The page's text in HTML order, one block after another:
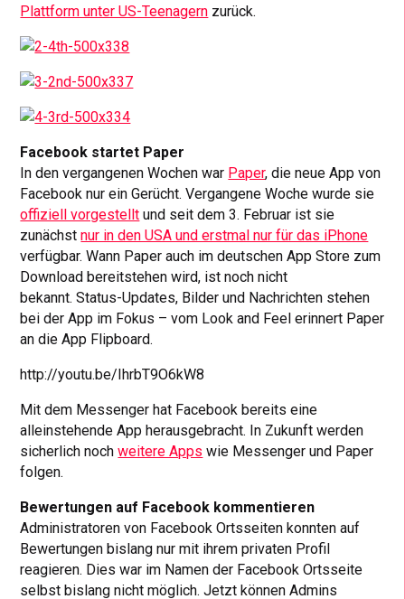
Plattform unter US-Teenagern zurück.
Facebook startet Paper
In den vergangenen Wochen war Paper, die neue App von
Facebook nur ein Gerücht. Vergangene Woche wurde sie
offiziell vorgestellt und seit dem 3. Februar ist sie
zunächstnur in den USA und erstmal nur für das iPhone
verfügbar. Wann Paper auch im deutschen App Store zum
Download bereitstehen wird, ist noch nicht
bekannt. Status-Updates, Bilder und Nachrichten stehen
bei der App im Fokus – vom Look and Feel erinnert Paper
an die App Flipboard.
http://youtu.be/IhrbT9O6kW8
Mit dem Messenger hat Facebook bereits eine
alleinstehende App herausgebracht. In Zukunft werden
sicherlich nochweitere Apps wie Messenger und Paper
folgen.
Bewertungen auf Facebook kommentieren
Administratoren von Facebook Ortsseiten konnten auf
Bewertungen bislang nur mit ihrem privaten Profil
reagieren. Dies war im Namen der Facebook Ortsseite
selbst bislang nicht möglich. Jetzt können Admins